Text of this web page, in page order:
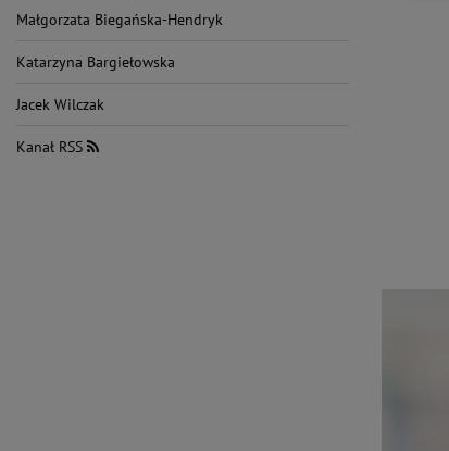
Małgorzata Biegańska-Hendryk
Katarzyna Bargiełowska
Jacek Wilczak
Kanał RSS